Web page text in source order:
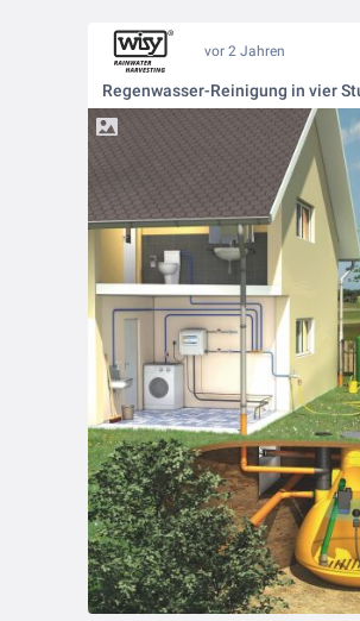
vor 2 Jahren
Regenwasser-Reinigung in vier